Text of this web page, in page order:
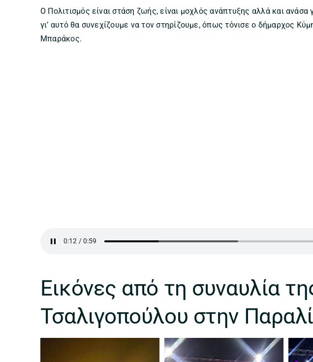
Ο Πολιτισμός είναι στάση ζωής, είναι μοχλός ανάπτυξης αλλά και ανάσα
γι’ αυτό θα συνεχίζουμε να τον στηρίζουμε, όπως τόνισε ο δήμαρχος
Μπαράκος.
Εικόνες από τη συναυλία
Τσαλιγοπούλου στην